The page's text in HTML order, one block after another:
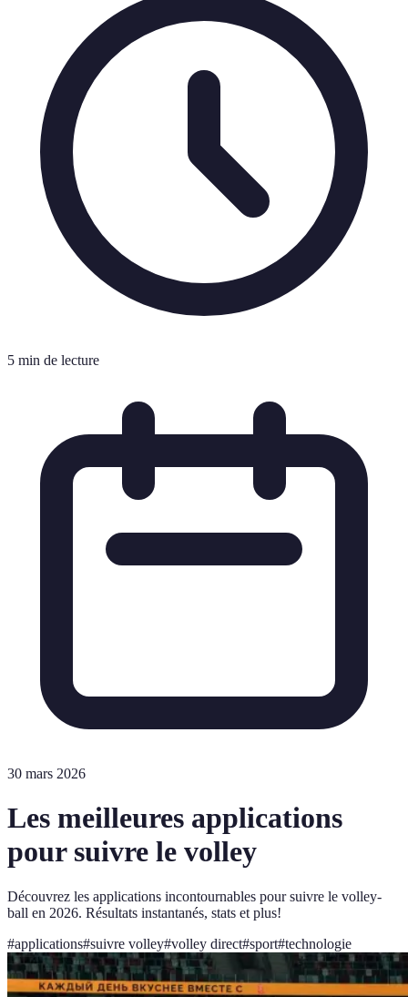
5 min de lecture
30 mars 2026
Les meilleures applications
pour suivre le volley
Découvrez les applications incontournables pour suivre le volley-
ball en 2026. Résultats instantanés, stats et plus!
#applications#suivre volley#volley direct#sport#technologie